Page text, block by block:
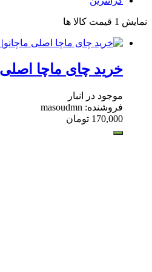
نمایش 1 قیمت کالا ها
خرید چای ماچا
موجود در انبار
فروشنده: masoudmn
170,000 تومان